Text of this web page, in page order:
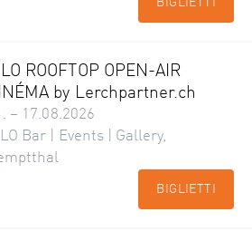
BIGLIETTI
ROOFTOP OPEN-AIR
by Lerchpartner.ch
– 17.08.2026
Bar | Events | Gallery,
BIGLIETTI